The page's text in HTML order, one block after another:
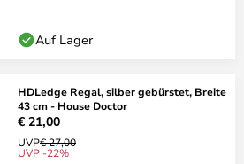
Auf Lager
HDLedge Regal, silber gebürstet, Breite
43 cm - House Doctor
€ 21,00
UVP€ 27,00
UVP -22%